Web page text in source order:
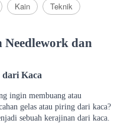
Kain Teknik
dan
dari Kaca
ingin membuang atau
gelas atau piring dari kaca?
sebuah kerajinan dari kaca.